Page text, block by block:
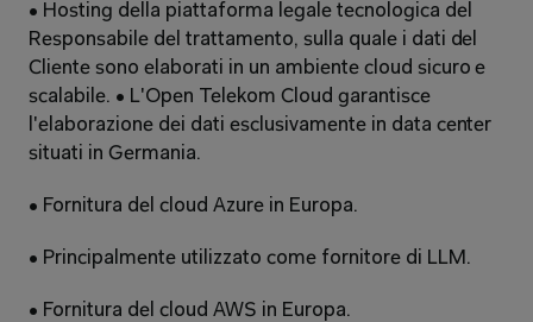
• Hosting della piattaforma legale tecnologica del
Responsabile del trattamento, sulla quale i dati del
Cliente sono elaborati in un ambiente cloud sicuro e
scalabile. • L'Open Telekom Cloud garantisce
l'elaborazione dei dati esclusivamente in data center
situati in Germania.
• Fornitura del cloud Azure in Europa.
• Principalmente utilizzato come fornitore di LLM.
• Fornitura del cloud AWS in Europa.